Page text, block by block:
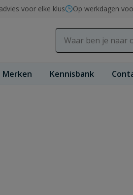
voor elke klus Op werkdagen
Merken Kennisbank